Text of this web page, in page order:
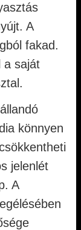
A
fakad.
a saját
könnyen
jelenlét
A